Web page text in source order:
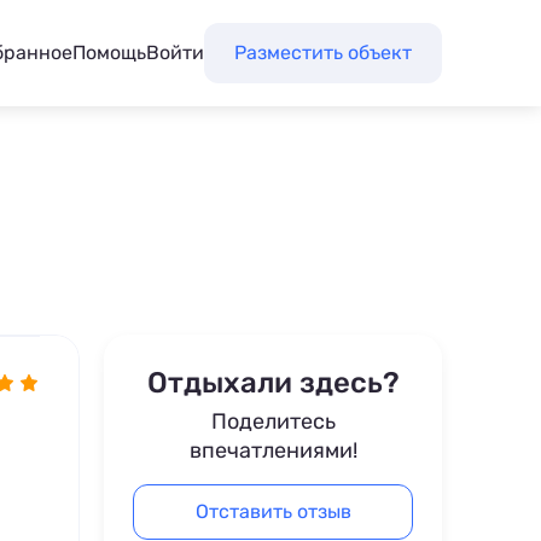
ПомощьВойти Разместить объект
Отдыхали здесь?
Поделитесь
впечатлениями!
Отставить отзыв